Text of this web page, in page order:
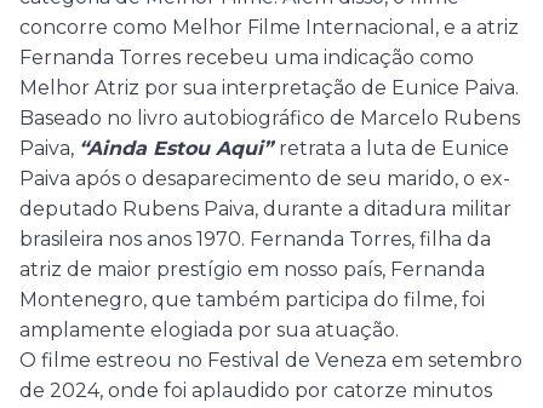
concorre como Melhor Filme Internacional, e a atriz
Fernanda Torres recebeu uma indicação como
Melhor Atriz por sua interpretação de Eunice Paiva.
Baseado no livro autobiográfico de Marcelo Rubens
Paiva, “Ainda Estou Aqui” retrata a luta de Eunice
Paiva após o desaparecimento de seu marido, o ex-
deputado Rubens Paiva, durante a ditadura militar
brasileira nos anos 1970. Fernanda Torres, filha da
atriz de maior prestígio em nosso país, Fernanda
Montenegro, que também participa do filme, foi
amplamente elogiada por sua atuação.
O filme estreou no Festival de Veneza em setembro
de 2024, onde foi aplaudido por catorze minutos